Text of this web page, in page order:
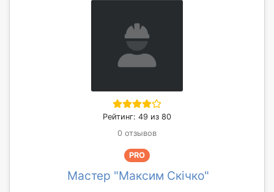
Рейтинг: 49 из 80
0 отзывов
PRO
Мастер "Максим Скічко"